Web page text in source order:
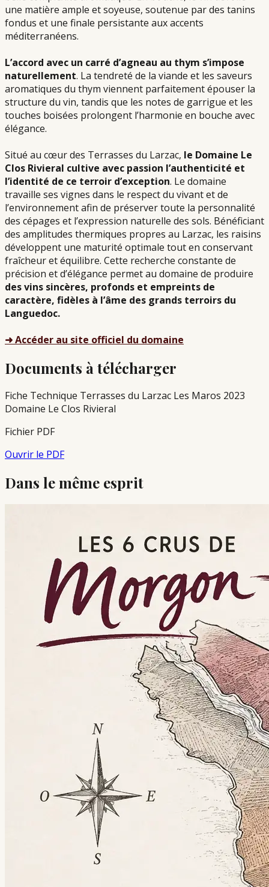
une matière ample et soyeuse, soutenue par des tanins
fondus et une finale persistante aux accents
méditerranéens.
L’accord avec un carré d’agneau au thym s’impose
naturellement. La tendreté de la viande et les saveurs
aromatiques du thym viennent parfaitement épouser la
structure du vin, tandis que les notes de garrigue et les
touches boisées prolongent l’harmonie en bouche avec
élégance.
Situé au cœur des Terrasses du Larzac, le Domaine Le
Clos Rivieral cultive avec passion l’authenticité et
l’identité de ce terroir d’exception. Le domaine
travaille ses vignes dans le respect du vivant et de
l’environnement afin de préserver toute la personnalité
des cépages et l’expression naturelle des sols. Bénéficiant
des amplitudes thermiques propres au Larzac, les raisins
développent une maturité optimale tout en conservant
fraîcheur et équilibre. Cette recherche constante de
précision et d’élégance permet au domaine de produire
des vins sincères, profonds et empreints de
caractère, fidèles à l’âme des grands terroirs du
Languedoc.
➜ Accéder au site officiel du domaine
Documents à télécharger
Fiche Technique Terrasses du Larzac Les Maros 2023
Domaine Le Clos Rivieral
Fichier PDF
Ouvrir le PDF
Dans le même esprit